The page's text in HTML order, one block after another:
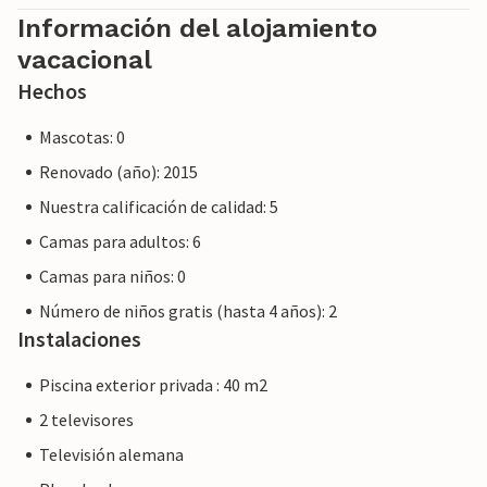
que la ley del consumidor de la UE puede no aplicarse. Sin
embargo, puede estar seguro de que le proporcionaremos
el mismo nivel de servicio al cliente y su estancia no será
diferente a reservar alojamiento con un propietario
Información del alojamiento
vacacional
Hechos
Mascotas: 0
Renovado (año): 2015
Nuestra calificación de calidad: 5
Camas para adultos: 6
Camas para niños: 0
Número de niños gratis (hasta 4 años): 2
Instalaciones
Piscina exterior privada : 40 m2
2 televisores
Televisión alemana